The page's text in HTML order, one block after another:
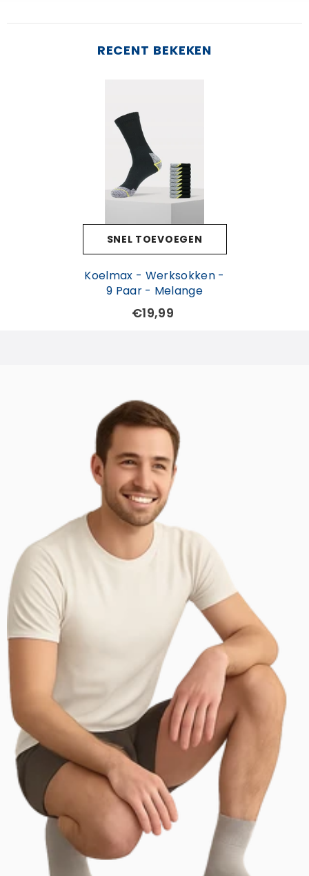
RECENT BEKEKEN
SNEL TOEVOEGEN
Koelmax - Werksokken -
9 Paar - Melange
€19,99